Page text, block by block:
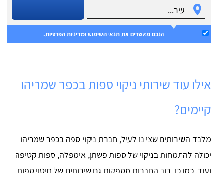
הנכם מאשרים אתתנאי השימוש ומדיניות הפרטיות.
אילו עוד שירותי ניקוי ספות בכפר שמריהו
קיימים?
מלבד השירותים שציינו לעיל, חברת ניקוי ספה בכפר שמריהו
יכולה להתמחות בניקוי של ספות פשתן, אימפלה, ספות קטיפה
ועוד. כמו כן, רוב החברות מספקות גם שירותים של חיטוי ספות